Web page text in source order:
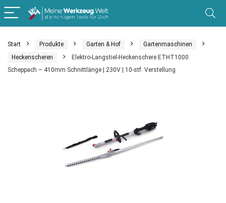
Start Produkte Garten & Hof
Gartenmaschinen
Heckenscheren
Elektro-Langstiel-Heckenschere ETHT1000
Scheppach – 410mm Schnittlänge | 230V | 10-stf. Verstellung